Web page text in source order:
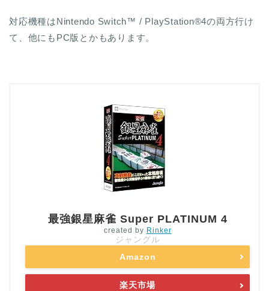
対応機種はNintendo Switch™ / PlayStation®4の両方行け
て、他にもPC版とかもあります。
最強銀星麻雀 Super PLATINUM 4
created byRinker
ジャングル
Amazon